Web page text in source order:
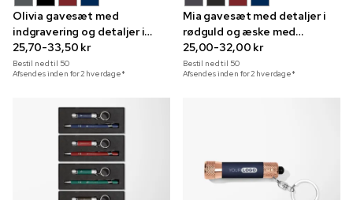
Olivia gavesæt med
indgravering og detaljer i
rødguld i udstillingsæske
25,70-33,50 kr
Bestil ned til 50
Afsendes inden for 2 hverdage*
Mia gavesæt med detaljer i
rødguld og æske med
takkehilsen
25,00-32,00 kr
Bestil ned til 50
Afsendes inden for 2 hverdage*